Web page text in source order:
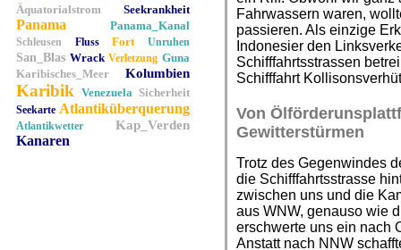
Äquatorialstrom
Seekrankheit
Panama Panama_Kanal
Schleusen Fluss Fort Unruhen
San_Blas Wrack Verletzung Guna
Karibisches_Meer
Kolumbien
Karibik Venezuela Sicherheit
Seekarte Atlantiküberquerung
Atlantikwetter Kap_Verden
Kanaren
Fahrwassern waren,
passieren. Als einzige
Indonesier den
Schifffahrtsstrassen
Schifffahrt
Von
Gewitterstürmen
Trotz des Gegenwindes
die Schifffahrtsstrasse
zwischen uns und die
aus WNW, genauso wie
erschwerte uns ein nach
Anstatt nach NNW